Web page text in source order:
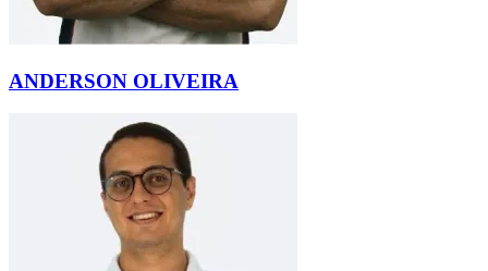
ANDERSON OLIVEIRA